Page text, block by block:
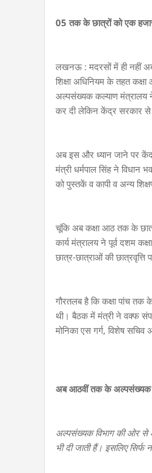
05 तक के छात्रों को एक
लखनऊ : मदरसों में ही नहीं
शिक्षा अधिनियम के तहत
अल्पसंख्यक कल्याण मंत्रालय
कर दी लेकिन केंद्र सरकार से
अब इस और ध्यान जाने पर
मंत्री धर्मपाल सिंह ने विधान
को पुस्तकें व कापी व अन्य
चूंकि अब कक्षा आठ तक के
कार्य मंत्रालय ने पूर्व दशम
छात्र-छात्राओं की
गौरतलब है कि कक्षा पांच तक
थी। बैठक में मंत्री ने वक्फ
मोनिका एस गर्ग, विशेष
अब आठवीं तक के अल्पसंख्यक
अल्पसंख्यक विभाग की ओर से
भी दी जाती हैं। इसलिए सिर्फ